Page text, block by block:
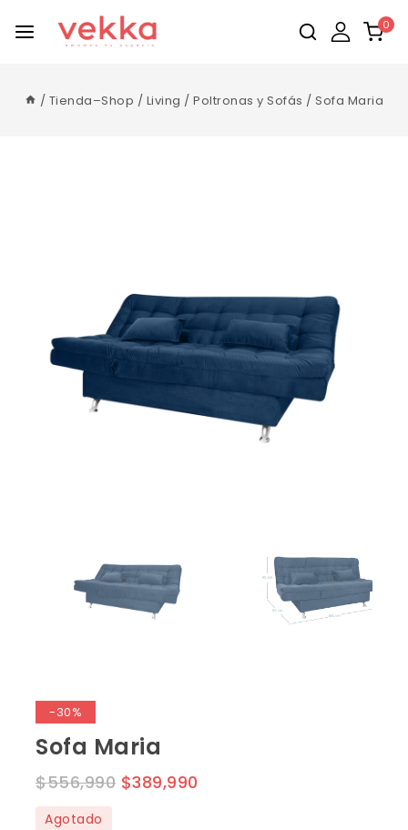
0
/ Tienda–Shop / Living / Poltronas y Sofás / Sofa Maria
-30%
Sofa Maria
$556,990 $389,990
Agotado